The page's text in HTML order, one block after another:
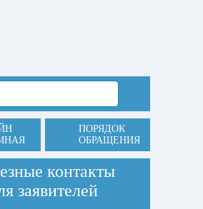
ПОРЯДОК
ОБРАЩЕНИЯ
контакты
заявителей